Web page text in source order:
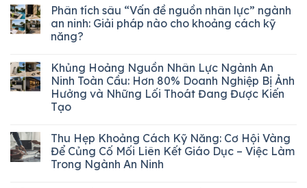
Phân tích sâu “Vấn đề nguồn nhân lực” ngành
an ninh: Giải pháp nào cho khoảng cách kỹ
năng?
Khủng Hoảng Nguồn Nhân Lực Ngành An
Ninh Toàn Cầu: Hơn 80% Doanh Nghiệp Bị Ảnh
Hưởng và Những Lối Thoát Đang Được Kiến
Tạo
Thu Hẹp Khoảng Cách Kỹ Năng: Cơ Hội Vàng
Để Củng Cố Mối Liên Kết Giáo Dục – Việc Làm
Trong Ngành An Ninh